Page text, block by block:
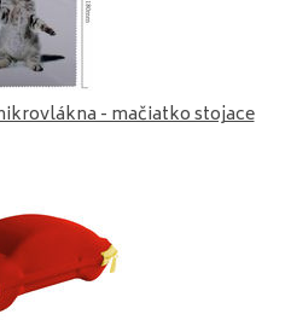
- mačiatko stojace